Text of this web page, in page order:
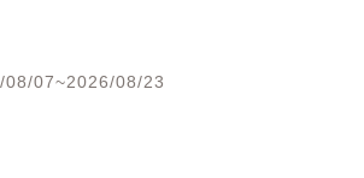
08/07~2026/08/23